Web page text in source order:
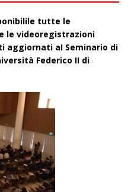
tutte le
le videoregistrazioni
aI Seminario di
Federico II di